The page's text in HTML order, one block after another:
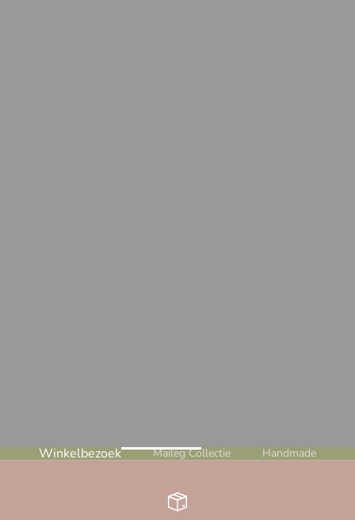
Winkelbezoek Maileg Collectie Handmade